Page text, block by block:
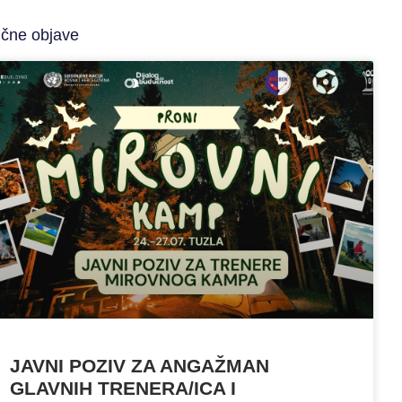
objave
JAVNI POZIV ZA ANGAŽMAN
GLAVNIH TRENERA/ICA I